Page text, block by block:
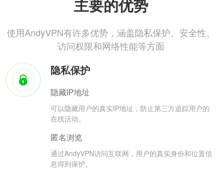
主要的优势
使用AndyVPN有许多优势，涵盖隐私保护、安全性、
访问权限和网络性能等方面
隐私保护
隐藏IP地址
可以隐藏用户的真实IP地址，防止第三方追踪用户的
在线活动。
匿名浏览
通过AndyVPN访问互联网，用户的真实身份和位置信
息得到保护。